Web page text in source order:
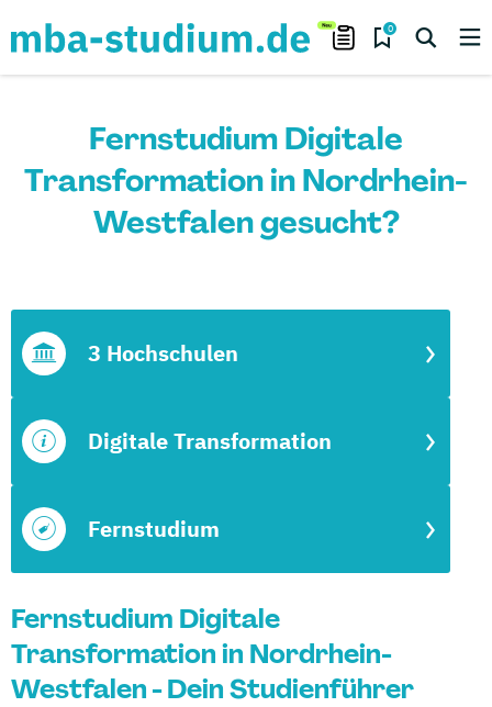
0
Fernstudium Digitale
Transformation in Nordrhein-
Westfalen gesucht?
Fernstudium
Digitale Transformation
3 Hochschulen
Fernstudium Digitale
Transformation in Nordrhein-
Westfalen - Dein Studienführer